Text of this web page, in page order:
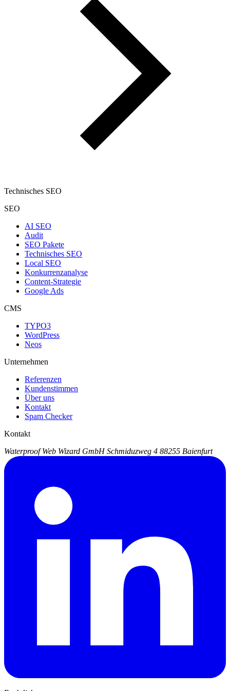
Technisches SEO
SEO
AI SEO
Audit
SEO Pakete
Technisches SEO
Local SEO
Konkurrenzanalyse
Content-Strategie
Google Ads
CMS
TYPO3
WordPress
Neos
Unternehmen
Referenzen
Kundenstimmen
Über uns
Kontakt
Spam Checker
Kontakt
Waterproof Web Wizard GmbH Schmiduzweg 4 88255 Baienfurt